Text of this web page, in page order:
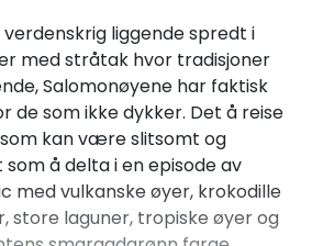
liggende spredt i
med stråtak hvor tradisjoner
Salomonøyene har faktisk
de som ikke dykker. Det å reise
kan være slitsomt og
å delta i en episode av
med vulkanske øyer, krokodille
store laguner, tropiske øyer og